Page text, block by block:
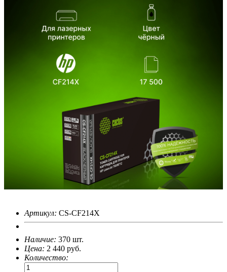
Артикул: CS-CF214X
Наличие: 370 шт.
Цена: 2 440 руб.
Количество: